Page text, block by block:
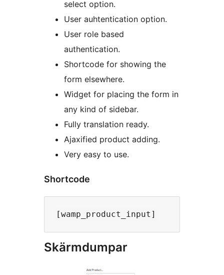
select option.
User auhtentication option.
User role based
authentication.
Shortcode for showing the
form elsewhere.
Widget for placing the form in
any kind of sidebar.
Fully translation ready.
Ajaxified product adding.
Very easy to use.
Shortcode
Skärmdumpar